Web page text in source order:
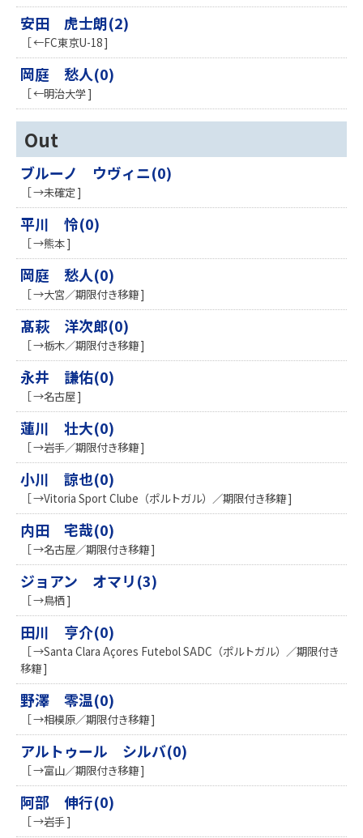
安田 虎士朗(2)
［ ←FC東京U-18 ]
岡庭 愁人(0)
［ ←明治大学 ]
Out
ブルーノ ウヴィニ(0)
［ →未確定 ]
平川 怜(0)
［ →熊本 ]
岡庭 愁人(0)
［ →大宮／期限付き移籍 ]
髙萩 洋次郎(0)
［ →栃木／期限付き移籍 ]
永井 謙佑(0)
［ →名古屋 ]
蓮川 壮大(0)
［ →岩手／期限付き移籍 ]
小川 諒也(0)
［ →Vitoria Sport Clube（ポルトガル）／期限付き移籍 ]
内田 宅哉(0)
［ →名古屋／期限付き移籍 ]
ジョアン オマリ(3)
［ →鳥栖 ]
田川 亨介(0)
［ →Santa Clara Açores Futebol SADC（ポルトガル）／期限付き
移籍 ]
野澤 零温(0)
［ →相模原／期限付き移籍 ]
アルトゥール シルバ(0)
［ →富山／期限付き移籍 ]
阿部 伸行(0)
［ →岩手 ]